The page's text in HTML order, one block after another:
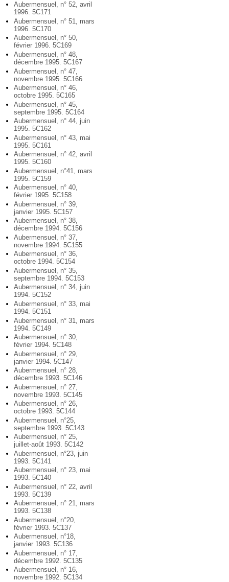
Aubermensuel, n° 52, avril
1996. 5C171
Aubermensuel, n° 51, mars
1996. 5C170
Aubermensuel, n° 50,
février 1996. 5C169
Aubermensuel, n° 48,
décembre 1995. 5C167
Aubermensuel, n° 47,
novembre 1995. 5C166
Aubermensuel, n° 46,
octobre 1995. 5C165
Aubermensuel, n° 45,
septembre 1995. 5C164
Aubermensuel, n° 44, juin
1995. 5C162
Aubermensuel, n° 43, mai
1995. 5C161
Aubermensuel, n° 42, avril
1995. 5C160
Aubermensuel, n°41, mars
1995. 5C159
Aubermensuel, n° 40,
février 1995. 5C158
Aubermensuel, n° 39,
janvier 1995. 5C157
Aubermensuel, n° 38,
décembre 1994. 5C156
Aubermensuel, n° 37,
novembre 1994. 5C155
Aubermensuel, n° 36,
octobre 1994. 5C154
Aubermensuel, n° 35,
septembre 1994. 5C153
Aubermensuel, n° 34, juin
1994. 5C152
Aubermensuel, n° 33, mai
1994. 5C151
Aubermensuel, n° 31, mars
1994. 5C149
Aubermensuel, n° 30,
février 1994. 5C148
Aubermensuel, n° 29,
janvier 1994. 5C147
Aubermensuel, n° 28,
décembre 1993. 5C146
Aubermensuel, n° 27,
novembre 1993. 5C145
Aubermensuel, n° 26,
octobre 1993. 5C144
Aubermensuel, n°25,
septembre 1993. 5C143
Aubermensuel, n° 25,
juillet-août 1993. 5C142
Aubermensuel, n°23, juin
1993. 5C141
Aubermensuel, n° 23, mai
1993. 5C140
Aubermensuel, n° 22, avril
1993. 5C139
Aubermensuel, n° 21, mars
1993. 5C138
Aubermensuel, n°20,
février 1993. 5C137
Aubermensuel, n°18,
janvier 1993. 5C136
Aubermensuel, n° 17,
décembre 1992. 5C135
Aubermensuel, n° 16,
novembre 1992. 5C134